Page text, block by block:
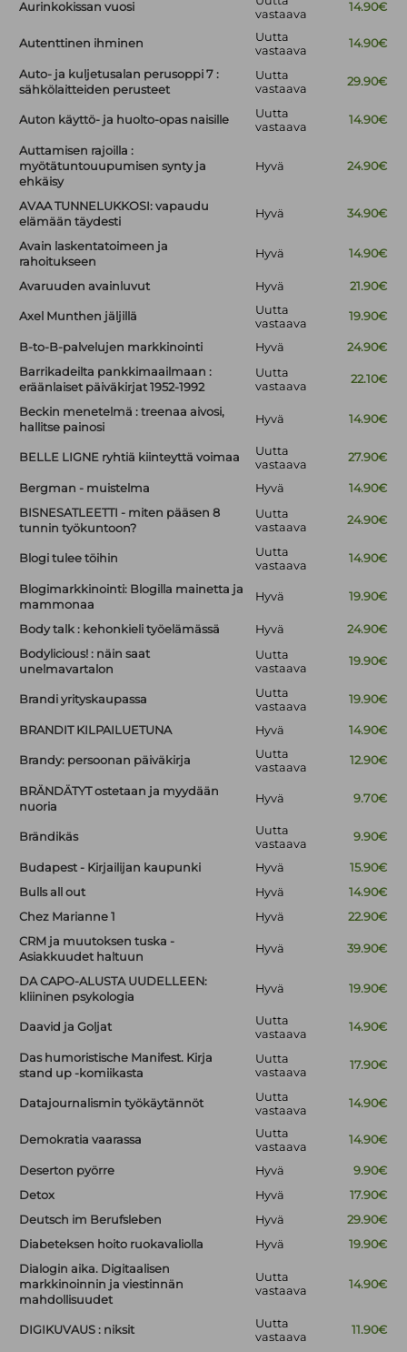
Aurinkokissan vuosi
vastaava
14.90€
Autenttinen ihminen
Uutta
vastaava
14.90€
Auto- ja kuljetusalan perusoppi 7 :
sähkölaitteiden perusteet
Uutta
vastaava
29.90€
Auton käyttö- ja huolto-opas naisille
Uutta
vastaava
14.90€
Auttamisen rajoilla :
myötätuntouupumisen synty ja
ehkäisy
Hyvä 24.90€
AVAA TUNNELUKKOSI: vapaudu
elämään täydesti
Hyvä 34.90€
Avain laskentatoimeen ja
rahoitukseen
Hyvä 14.90€
Avaruuden avainluvut Hyvä 21.90€
Axel Munthen jäljillä
Uutta
vastaava
19.90€
B-to-B-palvelujen markkinointi Hyvä
24.90€
Barrikadeilta pankkimaailmaan :
eräänlaiset päiväkirjat 1952-1992
Uutta
vastaava
22.10€
Beckin menetelmä : treenaa aivosi,
hallitse painosi
Hyvä 14.90€
BELLE LIGNE ryhtiä kiinteyttä voimaa
Uutta
vastaava
27.90€
Bergman - muistelma Hyvä
14.90€
BISNESATLEETTI - miten pääsen 8
tunnin työkuntoon?
Uutta
vastaava
24.90€
Blogi tulee töihin
Uutta
vastaava
14.90€
Blogimarkkinointi: Blogilla mainetta ja
mammonaa
Hyvä 19.90€
Body talk : kehonkieli työelämässä Hyvä
24.90€
Bodylicious! : näin saat
unelmavartalon
Uutta
vastaava
19.90€
Brandi yrityskaupassa
Uutta
vastaava
19.90€
BRANDIT KILPAILUETUNA Hyvä 14.90€
Brandy: persoonan päiväkirja
Uutta
vastaava
12.90€
BRÄNDÄTYT ostetaan ja myydään
nuoria
Hyvä 9.70€
Brändikäs
Uutta
vastaava
9.90€
Budapest - Kirjailijan kaupunki Hyvä
15.90€
Bulls all out
Hyvä
14.90€
Chez Marianne 1
Hyvä
22.90€
CRM ja muutoksen tuska -
Asiakkuudet haltuun
Hyvä 39.90€
DA CAPO-ALUSTA UUDELLEEN:
kliininen psykologia
Hyvä 19.90€
Daavid ja Goljat
Uutta
vastaava
14.90€
Das humoristische Manifest. Kirja
stand up -komiikasta
Uutta
vastaava
17.90€
Datajournalismin työkäytännöt
Uutta
vastaava
14.90€
Demokratia vaarassa
Uutta
vastaava
14.90€
Deserton pyörre Hyvä
9.90€
Detox
Hyvä
17.90€
Deutsch im Berufsleben
Hyvä
29.90€
Diabeteksen hoito ruokavaliolla
Hyvä
19.90€
Dialogin aika. Digitaalisen
markkinoinnin ja viestinnän
mahdollisuudet
Uutta
vastaava
14.90€
DIGIKUVAUS : niksit
Uutta
vastaava
11.90€